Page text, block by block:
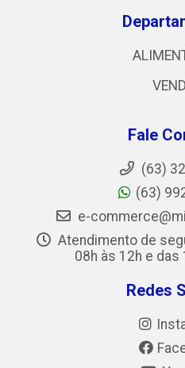
Fale
(63)
(63)
e-
Atendimento de
08h às 12h e das
Redes